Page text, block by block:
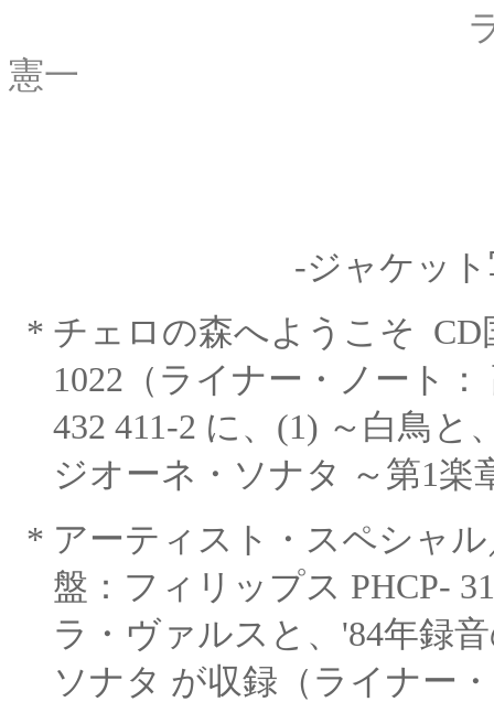
ライナ
憲一
-ジャケッ
* チェロの森へようこそ CD
1022（ライナー・ノート：
432 411-2 に、(1) ～白鳥と
ジオーネ・ソナタ ～第1楽
* アーティスト・スペシャ
盤：フィリップス PHCP-
ラ・ヴァルスと、'84年録
ソナタ が収録（ライナー